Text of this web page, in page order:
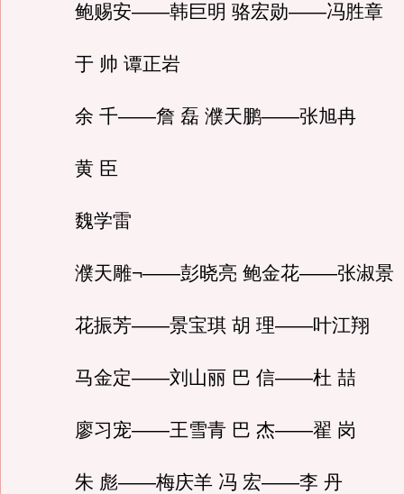
鲍赐安——韩巨明 骆宏勋——冯胜章
于 帅 谭正岩
余 千——詹 磊 濮天鹏——张旭冉
黄 臣
魏学雷
濮天雕¬——彭晓亮 鲍金花——张淑景
花振芳——景宝琪 胡 理——叶江翔
马金定——刘山丽 巴 信——杜 喆
廖习宠——王雪青 巴 杰——翟 岗
朱 彪——梅庆羊 冯 宏——李 丹